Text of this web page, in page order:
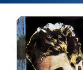
Home
Einst und Heute
Marken